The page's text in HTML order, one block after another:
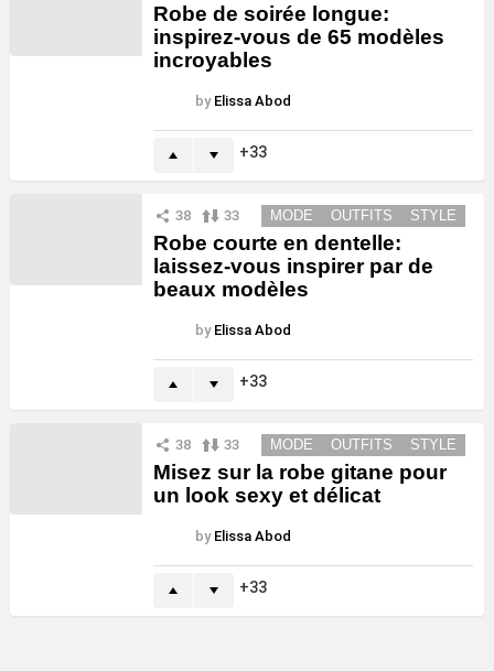
Robe de soirée longue:
inspirez-vous de 65 modèles
incroyables
by Elissa Abod
33
38 33 MODE OUTFITS STYLE
Robe courte en dentelle:
laissez-vous inspirer par de
beaux modèles
by Elissa Abod
33
38 33 MODE OUTFITS STYLE
Misez sur la robe gitane pour
un look sexy et délicat
by Elissa Abod
33